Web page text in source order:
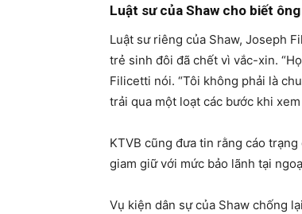
Luật sư của Shaw cho biết
Luật sư riêng của Shaw, Joseph
trẻ sinh đôi đã chết vì vắc-xin.
Filicetti nói. “Tôi không phải là
trải qua một loạt các bước khi
KTVB cũng đưa tin rằng cáo
giam giữ với mức bảo lãnh tại
Vụ kiện dân sự của Shaw chống